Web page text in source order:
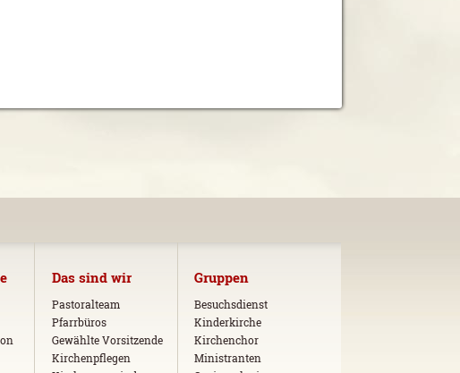
Das sind wir
Pastoralteam
Pfarrbüros
Gewählte Vorsitzende
Kirchenpflegen
Gruppen
Besuchsdienst
Kinderkirche
Kirchenchor
Ministranten